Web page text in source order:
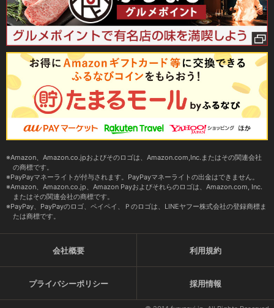
Amazon、Amazon.co.jpおよびそのロゴは、Amazon.com,Inc.またはその関連会社
の商標です。
PayPayマネーライトが付与されます。PayPayマネーライトの出金はできません。
Amazon、Amazon.co.jp、Amazon Payおよびそれらのロゴは、Amazon.com, Inc.
またはその関連会社の商標です。
PayPay、PayPayのロゴ、ペイペイ、Ｐのロゴは、LINEヤフー株式会社の登録商標ま
たは商標です。
会社概要 利用規約
プライバシーポリシー 採用情報